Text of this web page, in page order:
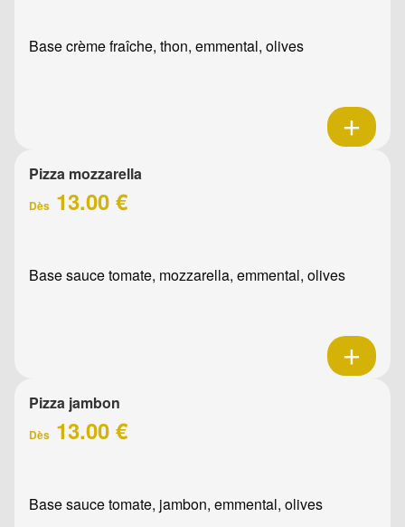
Base crème fraîche, thon, emmental, olives
Pizza mozzarella
Dès 13.00 €
Base sauce tomate, mozzarella, emmental, olives
Pizza jambon
Dès 13.00 €
Base sauce tomate, jambon, emmental, olives